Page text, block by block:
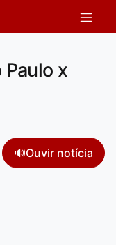
Paulo x
🔊Ouvir notícia